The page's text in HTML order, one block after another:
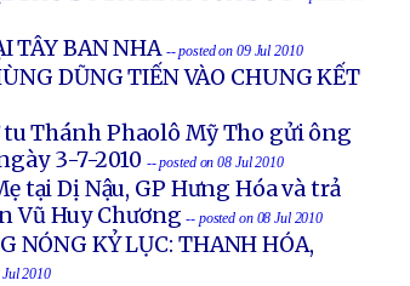
TÂY BAN NHA -- posted on 09 Jul 2010
DŨNG TIẾN VÀO CHUNG KẾT
Thánh Phaolô Mỹ Tho gửi ông
3-7-2010 -- posted on 08 Jul 2010
tại Dị Nậu, GP Hưng Hóa và trả
Vũ Huy Chương-- posted on 08 Jul 2010
NÓNG KỶ LỤC: THANH HÓA,
2010